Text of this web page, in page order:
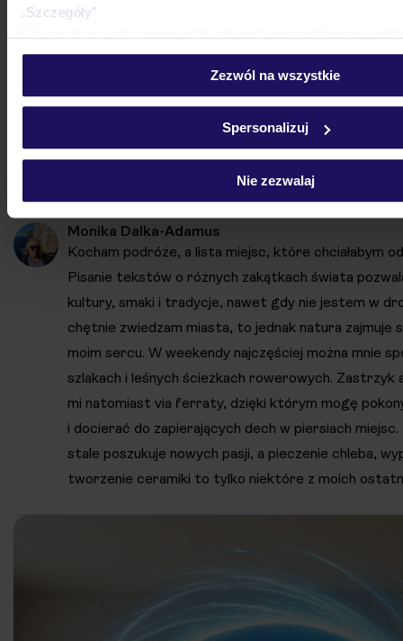
„Szczegóły”
cookiesorazpolityce prywatności.
Zezwól na wszystkie
Spersonalizuj
Nie zezwalaj
Timoulay & Spa
Monika Dalka-Adamus
Kocham podróże, a lista miejsc, które chciałabym
Pisanie tekstów o różnych zakątkach świata
kultury, smaki i tradycje, nawet gdy nie jestem w
chętnie zwiedzam miasta, to jednak natura zajmuje
moim sercu. W weekendy najczęściej można mnie
szlakach i leśnych ścieżkach rowerowych. Zastrzyk
mi natomiast via ferraty, dzięki którym mogę
i docierać do zapierających dech w piersiach miejsc.
stale poszukuje nowych pasji, a pieczenie chleba,
tworzenie ceramiki to tylko niektóre z moich